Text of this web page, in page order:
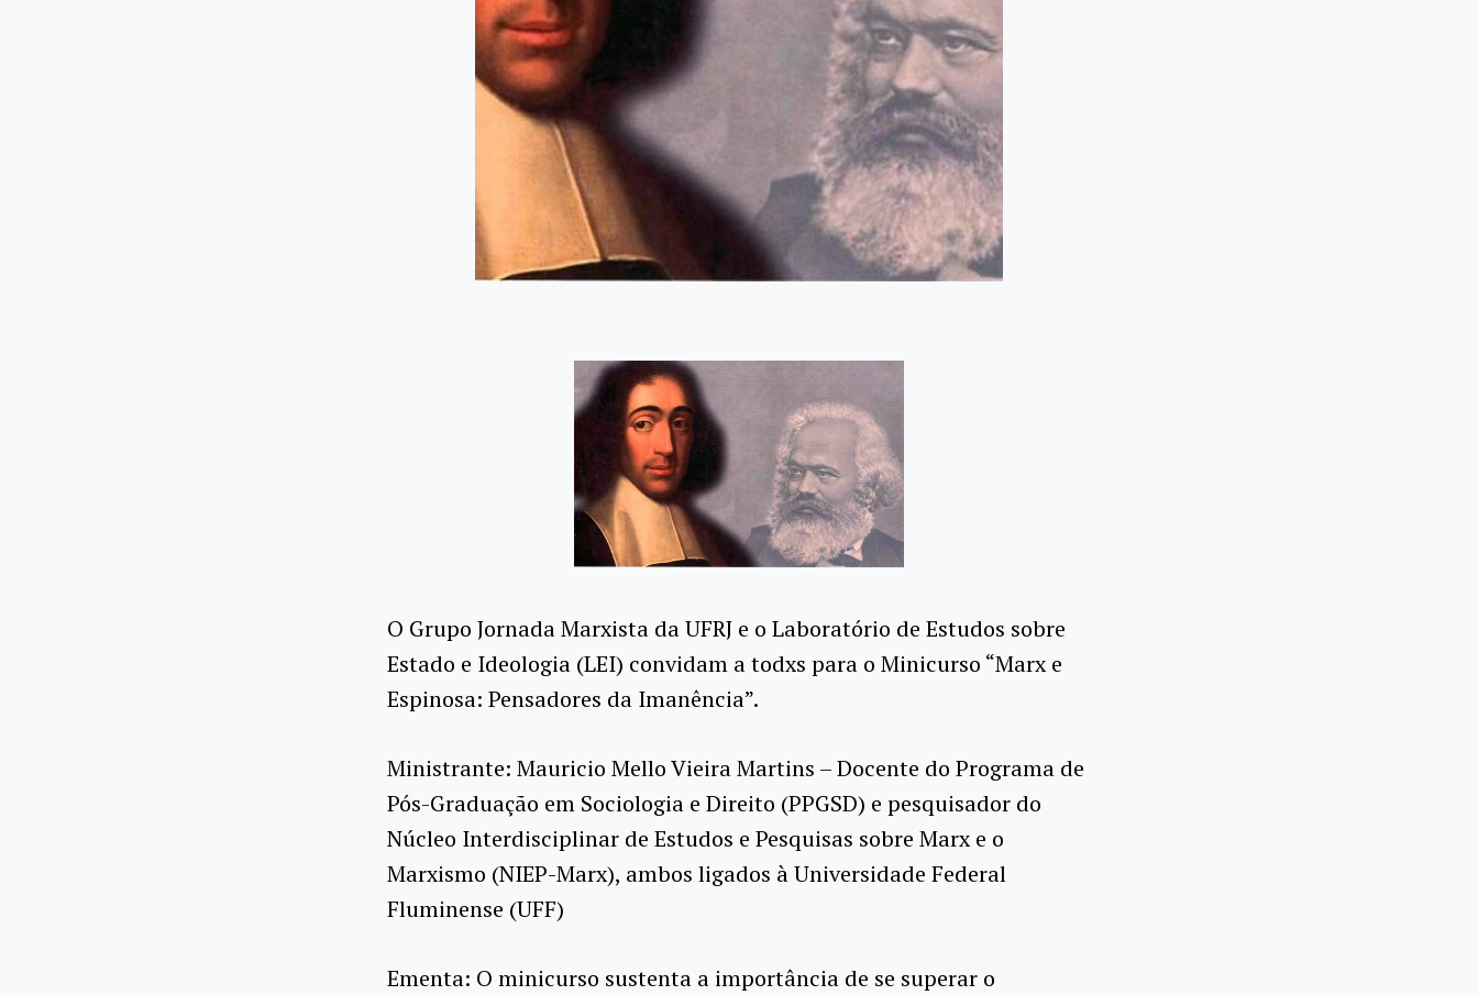
O Grupo Jornada Marxista da UFRJ e o Laboratório de Estudos sobre
Estado e Ideologia (LEI) convidam a todxs para o Minicurso “Marx e
Espinosa: Pensadores da Imanência”.
Ministrante: Mauricio Mello Vieira Martins – Docente do Programa de
Pós-Graduação em Sociologia e Direito (PPGSD) e pesquisador do
Núcleo Interdisciplinar de Estudos e Pesquisas sobre Marx e o
Marxismo (NIEP-Marx), ambos ligados à Universidade Federal
Fluminense (UFF)
Ementa: O minicurso sustenta a importância de se superar o